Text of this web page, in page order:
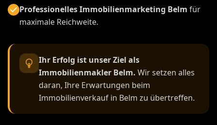
Professionelles Immobilienmarketing Belm für
maximale Reichweite.
Ihr Erfolg ist unser Ziel als
Immobilienmakler Belm. Wir setzen alles
daran, Ihre Erwartungen beim
Immobilienverkauf in Belm zu übertreffen.